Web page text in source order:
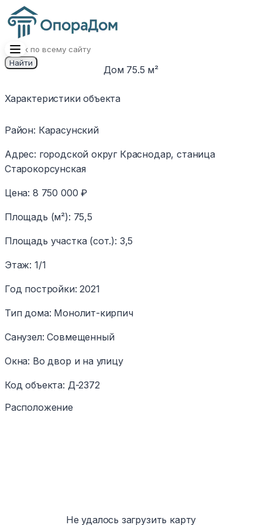
Найти
Дом 75.5 м²
недоступно
Характеристики объекта
Район: Карасунский
Адрес: городской округ Краснодар, станица
Старокорсунская
Цена: 8 750 000 ₽
Площадь (м²): 75,5
Площадь участка (сот.): 3,5
Этаж: 1/1
Год постройки: 2021
Тип дома: Монолит-кирпич
Санузел: Совмещенный
Окна: Во двор и на улицу
Код объекта: Д-2372
Расположение
Не удалось загрузить карту